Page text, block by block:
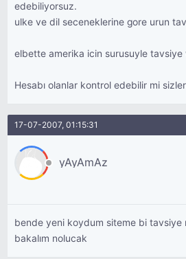
edebiliyorsuz.
ulke ve dil seceneklerine gore urun
elbette amerika icin surusuyle tavsiye
Hesabı olanlar kontrol edebilir mi
17-07-2007, 01:15:31
yAyAmAz
bende yeni koydum siteme bi tavsiye
bakalım nolucak